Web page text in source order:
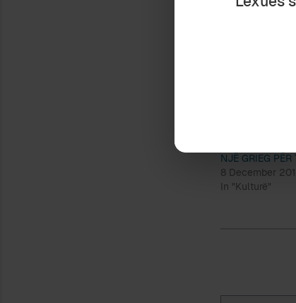
Kuže-s;
vënia e
NJË GRIEG PËR
8 December
In "Kulturë"
Type your email…